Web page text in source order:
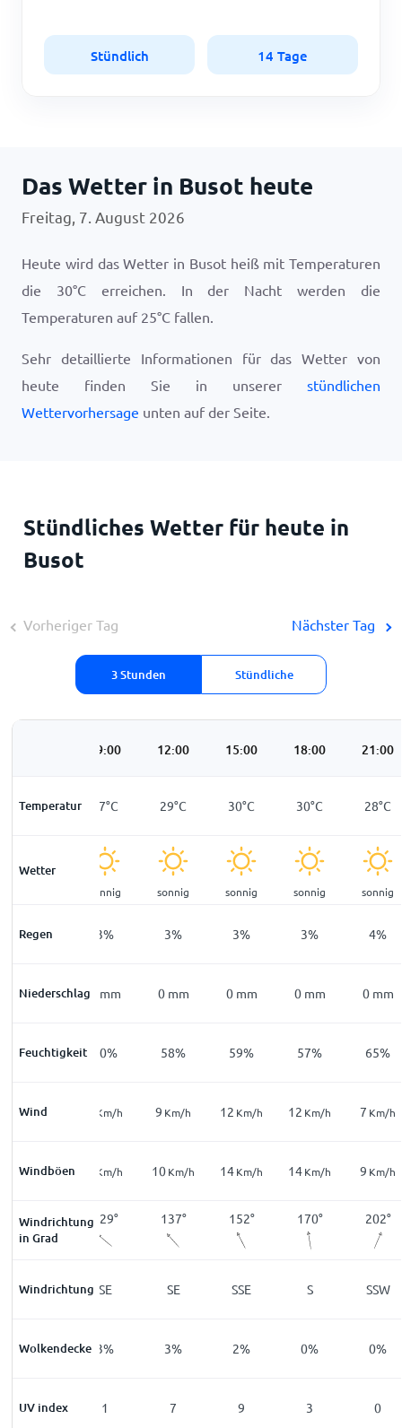
Stündlich 14 Tage
Das Wetter in Busot heute
Freitag, 7. August 2026
Heute wird das Wetter in Busot heiß mit Temperaturen
die 30°Cerreichen. In der Nacht werden die
Temperaturen auf 25°C fallen.
Sehr detaillierte Informationen für das Wetter von
heute finden Sie in unserer stündlichen
Wettervorhersage unten auf der Seite.
Stündliches Wetter für heute in
Busot
Vorheriger Tag
3 Stunden Stündliche
Nächster Tag
09:00 12:00 15:00 18:00 21:00
Temperatur
25°C 27°C 29°C 30°C 30°C 28°C
Wetter
sonnig sonnig sonnig sonnig sonnig
Regen
5% 3% 3% 3% 3% 4%
Niederschlag
0 mm 0 mm 0 mm 0 mm 0 mm 0 mm
Feuchtigkeit
69% 60% 58% 59% 57% 65%
Wind
5Km/h Km/h 9 Km/h 12 Km/h 12 Km/h 7 Km/h
Windböen
8Km/h Km/h 10Km/h 14Km/h 14Km/h 9 Km/h
Windrichtung
in Grad
288° 129° 137° 152° 170° 202°
Windrichtung
WNW SE SE SSE S SSW
Wolkendecke
4% 3% 3% 2% 0% 0%
UV index
0 1 7 9 3 0